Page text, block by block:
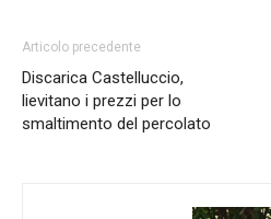
Articolo precedente
Discarica Castelluccio,
lievitano i prezzi per lo
smaltimento del percolato